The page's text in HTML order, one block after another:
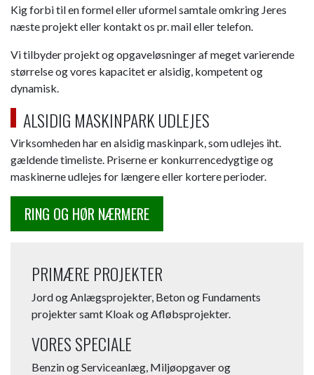
Kig forbi til en formel eller uformel samtale omkring Jeres
næste projekt eller kontakt os pr. mail eller telefon.
Vi tilbyder projekt og opgaveløsninger af meget varierende
størrelse og vores kapacitet er alsidig, kompetent og
dynamisk.
ALSIDIG MASKINPARK UDLEJES
Virksomheden har en alsidig maskinpark, som udlejes​ iht.
gældende timeliste. Priserne er konkurrencedygtige og
maskinerne udlejes for længere eller kortere perioder.
RING OG HØR NÆRMERE
PRIMÆRE PROJEKTER
Jord og Anlægsprojekter, Beton og Fundaments
projekter samt Kloak og Afløbsprojekter.
VORES SPECIALE
Benzin og Serviceanlæg, Miljøopgaver og